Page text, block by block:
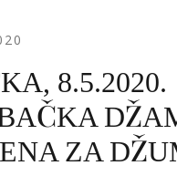
8.5.2020.
ZA